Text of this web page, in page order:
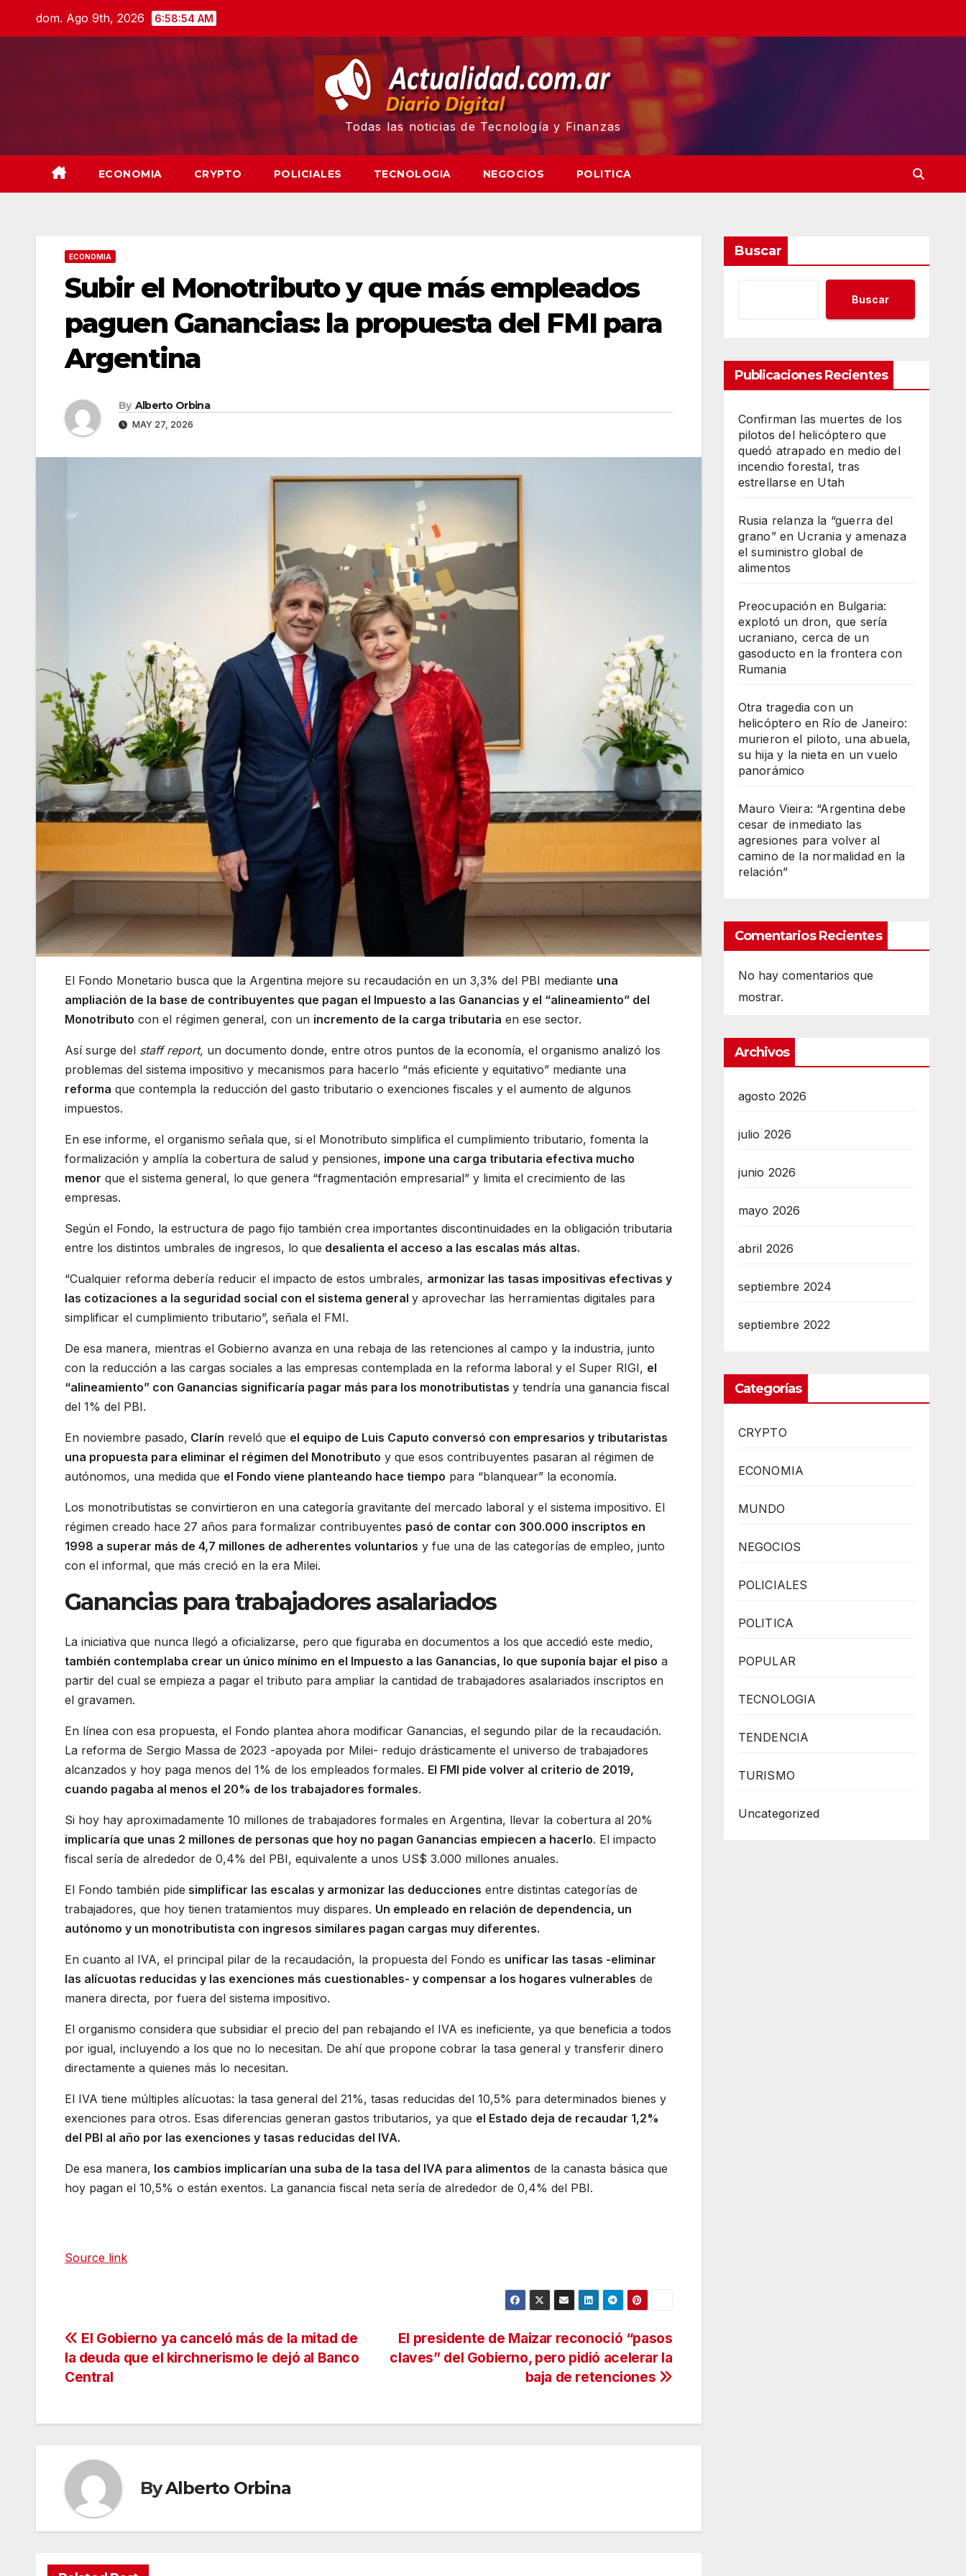
dom. Ago 9th, 2026 6:58:55 AM
Todas las noticias de Tecnología y Finanzas
ECONOMIA CRYPTO POLICIALES TECNOLOGIA NEGOCIOS POLITICA
ECONOMIA
Subir el Monotributo y que más empleados
paguen Ganancias: la propuesta del FMI para
Argentina
By Alberto Orbina
MAY 27, 2026
El Fondo Monetario busca que la Argentina mejore su recaudación en un 3,3% del PBI mediante una
ampliación de la base de contribuyentes que pagan el Impuesto a las Ganancias y el “alineamiento” del
Monotributo con el régimen general, con un incremento de la carga tributaria en ese sector.
Así surge del staff report, un documento donde, entre otros puntos de la economía, el organismo analizó los
problemas del sistema impositivo y mecanismos para hacerlo “más eficiente y equitativo” mediante una
reforma que contempla la reducción del gasto tributario o exenciones fiscales y el aumento de algunos
impuestos.
En ese informe, el organismo señala que, si el Monotributo simplifica el cumplimiento tributario, fomenta la
formalización y amplía la cobertura de salud y pensiones, impone una carga tributaria efectiva mucho
menor que el sistema general, lo que genera “fragmentación empresarial” y limita el crecimiento de las
empresas.
Según el Fondo, la estructura de pago fijo también crea importantes discontinuidades en la obligación tributaria
entre los distintos umbrales de ingresos, lo que desalienta el acceso a las escalas más altas.
“Cualquier reforma debería reducir el impacto de estos umbrales, armonizar las tasas impositivas efectivas y
las cotizaciones a la seguridad social con el sistema general y aprovechar las herramientas digitales para
simplificar el cumplimiento tributario”, señala el FMI.
De esa manera, mientras el Gobierno avanza en una rebaja de las retenciones al campo y la industria, junto
con la reducción a las cargas sociales a las empresas contemplada en la reforma laboral y el Super RIGI, el
“alineamiento” con Ganancias significaría pagar más para los monotributistas y tendría una ganancia fiscal
del 1% del PBI.
En noviembre pasado, Clarín reveló que el equipo de Luis Caputo conversó con empresarios y tributaristas
una propuesta para eliminar el régimen del Monotributo y que esos contribuyentes pasaran al régimen de
autónomos, una medida que el Fondo viene planteando hace tiempo para “blanquear” la economía.
Los monotributistas se convirtieron en una categoría gravitante del mercado laboral y el sistema impositivo. El
régimen creado hace 27 años para formalizar contribuyentes pasó de contar con 300.000 inscriptos en
1998 a superar más de 4,7 millones de adherentes voluntarios y fue una de las categorías de empleo, junto
con el informal, que más creció en la era Milei.
Ganancias para trabajadores asalariados
La iniciativa que nunca llegó a oficializarse, pero que figuraba en documentos a los que accedió este medio,
también contemplaba crear un único mínimo en el Impuesto a las Ganancias, lo que suponía bajar el piso a
partir del cual se empieza a pagar el tributo para ampliar la cantidad de trabajadores asalariados inscriptos en
el gravamen.
En línea con esa propuesta, el Fondo plantea ahora modificar Ganancias, el segundo pilar de la recaudación.
La reforma de Sergio Massa de 2023 -apoyada por Milei- redujo drásticamente el universo de trabajadores
alcanzados y hoy paga menos del 1% de los empleados formales. El FMI pide volver al criterio de 2019,
cuando pagaba al menos el 20% de los trabajadores formales.
Si hoy hay aproximadamente 10 millones de trabajadores formales en Argentina, llevar la cobertura al 20%
implicaría que unas 2 millones de personas que hoy no pagan Ganancias empiecen a hacerlo. El impacto
fiscal sería de alrededor de 0,4% del PBI, equivalente a unos US$ 3.000 millones anuales.
El Fondo también pide simplificar las escalas y armonizar las deducciones entre distintas categorías de
trabajadores, que hoy tienen tratamientos muy dispares. Un empleado en relación de dependencia, un
autónomo y un monotributista con ingresos similares pagan cargas muy diferentes.
En cuanto al IVA, el principal pilar de la recaudación, la propuesta del Fondo es unificar las tasas -eliminar
las alícuotas reducidas y las exenciones más cuestionables- y compensar a los hogares vulnerables de
manera directa, por fuera del sistema impositivo.
El organismo considera que subsidiar el precio del pan rebajando el IVA es ineficiente, ya que beneficia a todos
por igual, incluyendo a los que no lo necesitan. De ahí que propone cobrar la tasa general y transferir dinero
directamente a quienes más lo necesitan.
El IVA tiene múltiples alícuotas: la tasa general del 21%, tasas reducidas del 10,5% para determinados bienes y
exenciones para otros. Esas diferencias generan gastos tributarios, ya que el Estado deja de recaudar 1,2%
del PBI al año por las exenciones y tasas reducidas del IVA.
De esa manera, los cambios implicarían una suba de la tasa del IVA para alimentos de la canasta básica que
hoy pagan el 10,5% o están exentos. La ganancia fiscal neta sería de alrededor de 0,4% del PBI.
Source link
Navegación
de
El presidente de Maizar reconoció “pasos
claves” del Gobierno, pero pidió acelerar la
baja de retenciones
El Gobierno ya canceló más de la mitad de
la deuda que el kirchnerismo le dejó al Banco
Central
ByAlberto Orbina
Buscar
Buscar
Publicaciones Recientes
Confirman las muertes de los
pilotos del helicóptero que
quedó atrapado en medio del
incendio forestal, tras
estrellarse en Utah
Rusia relanza la “guerra del
grano” en Ucrania y amenaza
el suministro global de
alimentos
Preocupación en Bulgaria:
explotó un dron, que sería
ucraniano, cerca de un
gasoducto en la frontera con
Rumania
Otra tragedia con un
helicóptero en Río de Janeiro:
murieron el piloto, una abuela,
su hija y la nieta en un vuelo
panorámico
Mauro Vieira: “Argentina debe
cesar de inmediato las
agresiones para volver al
camino de la normalidad en la
relación”
Comentarios Recientes
No hay comentarios que
mostrar.
Archivos
agosto 2026
julio 2026
junio 2026
mayo 2026
abril 2026
septiembre 2024
septiembre 2022
Categorías
CRYPTO
ECONOMIA
MUNDO
NEGOCIOS
POLICIALES
POLITICA
POPULAR
TECNOLOGIA
TENDENCIA
TURISMO
Uncategorized